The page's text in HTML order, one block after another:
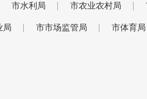
市水利局 市农业农村局
局 市市场监管局 市体育局